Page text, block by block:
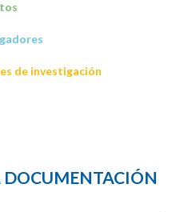
de investigación